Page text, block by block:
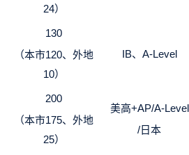
24）
130
（本市120、外地
10）
IB、A-Level
200
（本市175、外地
25）
美高+AP/A-Level
/日本